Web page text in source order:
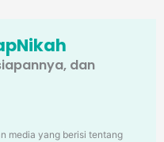
dan
media yang berisi tentang